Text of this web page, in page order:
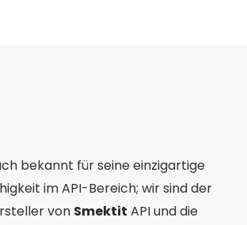
bekannt für seine einzigartige
im API-Bereich; wir sind der
von Smektit API und die